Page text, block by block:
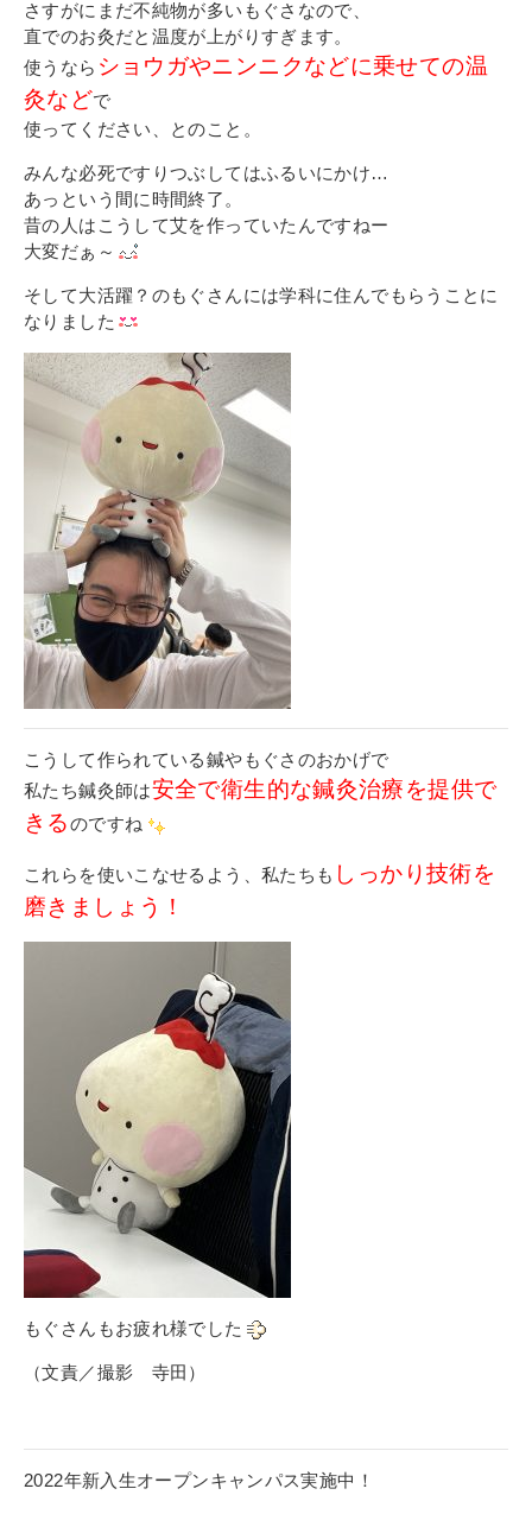
さすがにまだ不純物が多いもぐさなので、
直でのお灸だと温度が上がりすぎます。
使うなら ショウガやニンニクなどに乗せての温
灸などで
使ってください、とのこと。
みんな必死ですりつぶしてはふるいにかけ…
あっという間に時間終了。
昔の人はこうして艾を作っていたんですねー
大変だぁ～
そして大活躍？のもぐさんには学科に住んでもらうことに
なりました
こうして作られている鍼やもぐさのおかげで
私たち鍼灸師は安全で衛生的な鍼灸治療を提供で
きるのですね
これらを使いこなせるよう、私たちも しっかり技術を
磨きましょう！
もぐさんもお疲れ様でした
（文責／撮影 寺田）
2022年新入生オープンキャンパス実施中！